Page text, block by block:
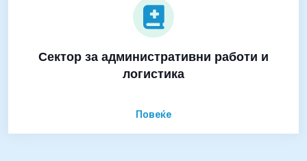
Сектор за административни работи и
логистика
Повеќе